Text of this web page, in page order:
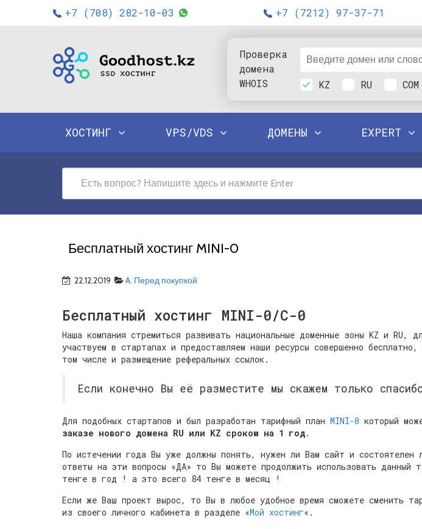
+7 (708) 282-10-03 +7 (7212) 97-37-71
Проверка
домена
WHOIS
KZ
RU COM
ХОСТИНГ VPS/VDS ДОМЕНЫ EXPERT
Бесплатный хостинг MINI-0
22.12.2019 A. Перед покупкой
Бесплатный хостинг MINI-0/С-0
Наша компания стремиться развивать национальные доменные зоны KZ и RU,
участвуем в стартапах и предоставляем наши ресурсы совершенно
том числе и размещение реферальных ссылок.
Если конечно Вы её разместите мы скажем только
Для подобных стартапов и был разработан тарифный план MINI-0 который
заказе нового домена RU или KZ сроком на 1 год.
По истечении года Вы уже должны понять, нужен ли Вам сайт и состоятелен
ответы на эти вопросы «ДА» то Вы можете продолжить использовать данный
тенге в год ! а это всего 84 тенге в месяц !
Если же Ваш проект вырос, то Вы в любое удобное время сможете сменить
из своего личного кабинета в разделе «Мой хостинг«.